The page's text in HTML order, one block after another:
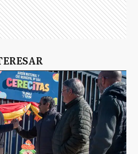
Varela
San Martín